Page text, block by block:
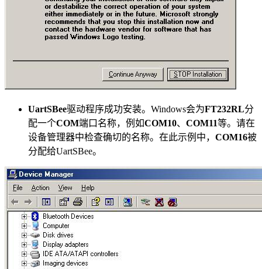
UartSBee驱动程序成功安装。Windows会为FT232RL分
配一个COM端口名称，例如COM10、 COM11等。请在
设备管理器中检查确切的名称。在此示例中， COM16被
分配给UartSBee。